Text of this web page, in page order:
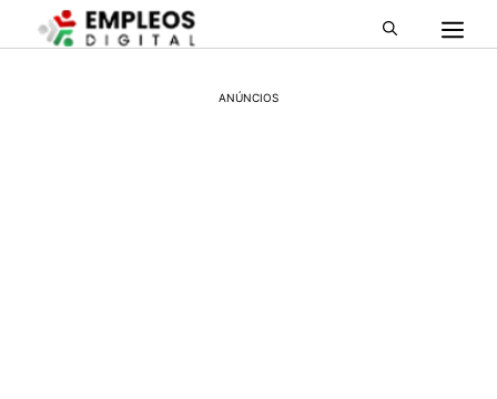
ANÚNCIOS